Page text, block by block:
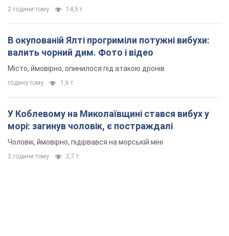
2 години тому 14,5 т.
В окупованій Ялті прогриміли потужні вибухи:
валить чорний дим. Фото і відео
Місто, ймовірно, опинилося під атакою дронів
годину тому 1,6 т.
У Коблевому на Миколаївщині стався вибух у
морі: загинув чоловік, є постраждалі
Чоловік, ймовірно, підірвався на морській міні
2 години тому 2,7 т.